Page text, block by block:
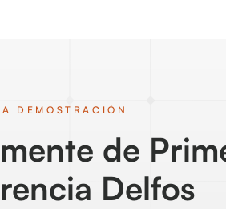
DEMOSTRACIÓN
de
Delfos